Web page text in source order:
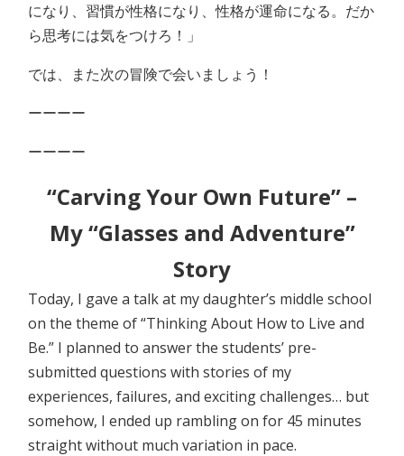
になり、習慣が性格になり、性格が運命になる。だか
ら思考には気をつけろ！」
では、また次の冒険で会いましょう！
ーーーー
ーーーー
“Carving Your Own Future” –
My “Glasses and Adventure”
Story
Today, I gave a talk at my daughter’s middle school
on the theme of “Thinking About How to Live and
Be.” I planned to answer the students’ pre-
submitted questions with stories of my
experiences, failures, and exciting challenges… but
somehow, I ended up rambling on for 45 minutes
straight without much variation in pace.